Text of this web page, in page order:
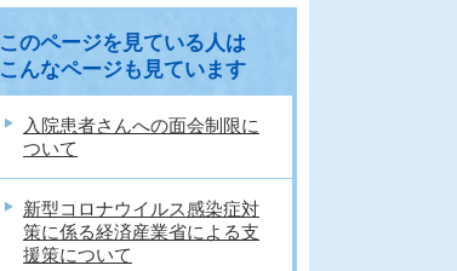
このページを見ている人は
こんなページも見ています
入院患者さんへの面会制限に
ついて
新型コロナウイルス感染症対
策に係る経済産業省による支
援策について